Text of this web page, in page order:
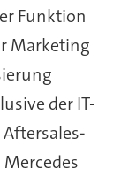
Funktion
Marketing
der IT-